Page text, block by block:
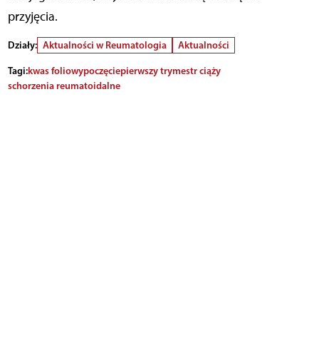
przyjęcia.
Działy: Aktualności w Reumatologia
Aktualności
Tagi:kwas foliowypoczęciepierwszy trymestr ciąży
schorzenia reumatoidalne